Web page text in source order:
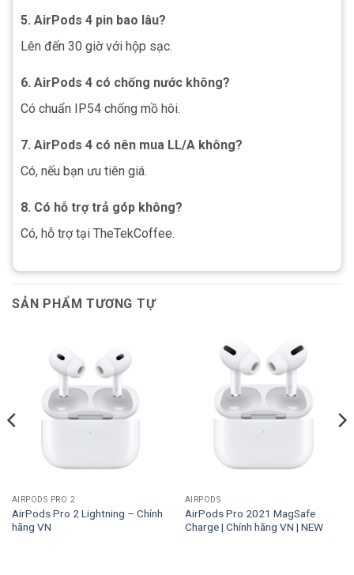
5. AirPods 4 pin bao lâu?
Lên đến 30 giờ với hộp sạc.
6. AirPods 4 có chống nước không?
Có chuẩn IP54 chống mồ hôi.
7. AirPods 4 có nên mua LL/A không?
Có, nếu bạn ưu tiên giá.
8. Có hỗ trợ trả góp không?
Có, hỗ trợ tại TheTekCoffee.
SẢN PHẨM TƯƠNG TỰ
AIRPODS PRO 2
AirPods Pro 2 Lightning – Chính
hãng VN
AIRPODS
AirPods Pro 2021 MagSafe
Charge | Chính hãng VN | NEW